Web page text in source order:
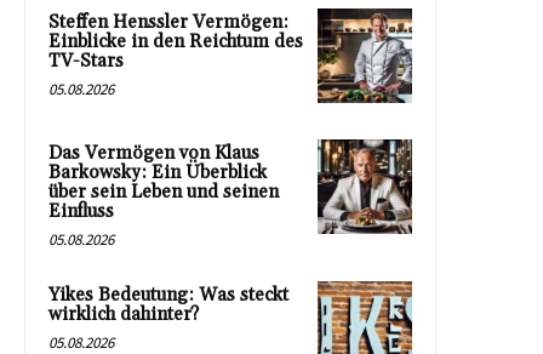
Steffen Henssler Vermögen:
Einblicke in den Reichtum des
TV-Stars
05.08.2026
Das Vermögen von Klaus
Barkowsky: Ein Überblick
über sein Leben und seinen
Einfluss
05.08.2026
Yikes Bedeutung: Was steckt
wirklich dahinter?
05.08.2026